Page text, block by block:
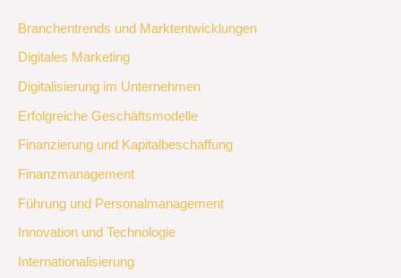
Branchentrends und Marktentwicklungen
Digitales Marketing
Digitalisierung im Unternehmen
Erfolgreiche Geschäftsmodelle
Finanzierung und Kapitalbeschaffung
Finanzmanagement
Führung und Personalmanagement
Innovation und Technologie
Internationalisierung